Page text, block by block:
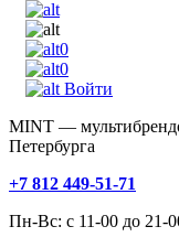
0
0
Войти
MINT —
Петербурга
+7 812 449-51-71
Пн-Вс: с 11-00 до 21-